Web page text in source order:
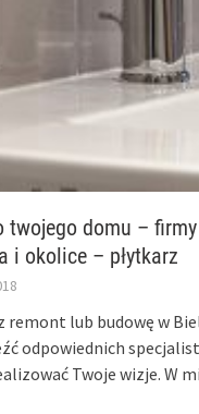
twojego domu –
i okolice – płytkarz
remont lub budowę w
odpowiednich
Twoje wizje. W